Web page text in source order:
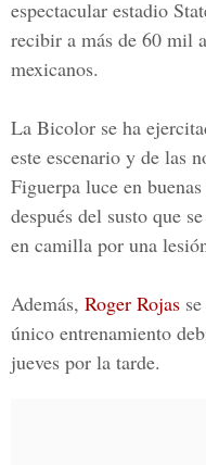
espectacular estadio
recibir a más de 60 mil
mexicanos.
La Bicolor se ha
este escenario y de las
Figuerpa luce en
después del susto que
en camilla por una
Además, Roger Rojas
único entrenamiento
jueves por la tarde.